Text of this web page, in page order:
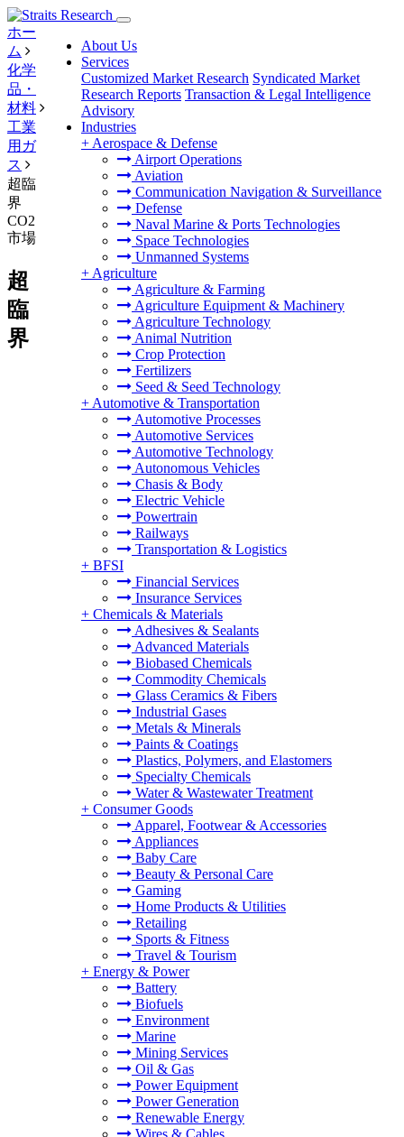
About Us
Services
Customized Market Research Syndicated Market
Research Reports Transaction & Legal Intelligence
Advisory
Industries
+ Aerospace & Defense
Airport Operations
Aviation
Communication Navigation & Surveillance
Defense
Naval Marine & Ports Technologies
Space Technologies
Unmanned Systems
+ Agriculture
Agriculture & Farming
Agriculture Equipment & Machinery
Agriculture Technology
Animal Nutrition
Crop Protection
Fertilizers
Seed & Seed Technology
+ Automotive & Transportation
Automotive Processes
Automotive Services
Automotive Technology
Autonomous Vehicles
Chasis & Body
Electric Vehicle
Powertrain
Railways
Transportation & Logistics
+ BFSI
Financial Services
Insurance Services
+ Chemicals & Materials
Adhesives & Sealants
Advanced Materials
Biobased Chemicals
Commodity Chemicals
Glass Ceramics & Fibers
Industrial Gases
Metals & Minerals
Paints & Coatings
Plastics, Polymers, and Elastomers
Specialty Chemicals
Water & Wastewater Treatment
+ Consumer Goods
Apparel, Footwear & Accessories
Appliances
Baby Care
Beauty & Personal Care
Gaming
Home Products & Utilities
Retailing
Sports & Fitness
Travel & Tourism
+ Energy & Power
Battery
Biofuels
Environment
Marine
Mining Services
Oil & Gas
Power Equipment
Power Generation
Renewable Energy
Wires & Cables
ホー
ム
化学
品・
材料
工業
用ガ
ス
超臨
界
CO2
市場
超
臨
界